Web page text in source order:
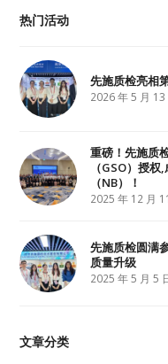
t
t b
热门活动
先施质检亮相
2026 年 5 月 13
重磅！先施质
（GSO）授
（NB）！
2025 年 12 月
先施质检圆满
质量升级
2025 年 5 月 5
文章分类